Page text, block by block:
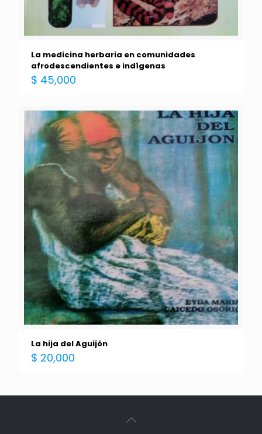
La medicina herbaria en comunidades
afrodescendientes e indígenas
$ 45,000
La hija del Aguijón
$ 20,000